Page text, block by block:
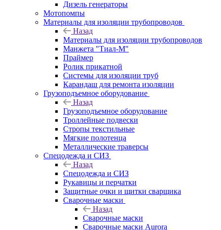
Дизель генераторы
Мотопомпы
Материалы для изоляции трубопроводов
Назад
Материалы для изоляции трубопроводов
Манжета "Тиал-М"
Праймер
Ролик прикатной
Системы для изоляции труб
Карандаш для ремонта изоляции
Грузоподъемное оборудование
Назад
Грузоподъемное оборудование
Троллейные подвески
Стропы текстильные
Мягкие полотенца
Металлические траверсы
Спецодежда и СИЗ
Назад
Спецодежда и СИЗ
Рукавицы и перчатки
Защитные очки и щитки сварщика
Сварочные маски
Назад
Сварочные маски
Сварочные маски Aurora